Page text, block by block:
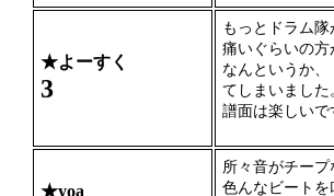
★よーすく
3
もっとドラム
痛いぐらいの
なんというか
てしまいました
譜面は楽しい
★yoa
所々音がチー
色んなビート